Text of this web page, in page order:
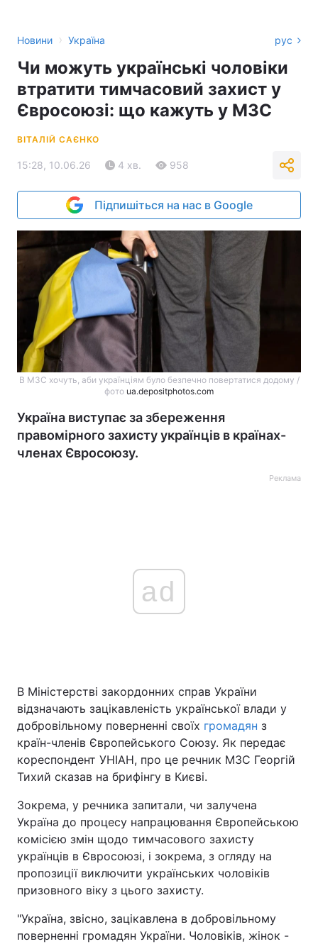
Новини › Україна рус
Чи можуть українські чоловіки
втратити тимчасовий захист у
Євросоюзі: що кажуть у МЗС
ВІТАЛІЙ САЄНКО
15:28, 10.06.26 4 хв. 958
Підпишіться на нас в Google
В МЗС хочуть, аби українціям було безпечно повертатися додому /
фото ua.depositphotos.com
Україна виступає за збереження
правомірного захисту українців в країнах-
членах Євросоюзу.
Реклама
ad
В Міністерстві закордонних справ України
відзначають зацікавленість української влади у
добровільному поверненні своїх громадян з
країн-членів Європейського Союзу. Як передає
кореспондент УНІАН, про це речник МЗС Георгій
Тихий сказав на брифінгу в Києві.
Зокрема, у речника запитали, чи залучена
Україна до процесу напрацювання Європейською
комісією змін щодо тимчасового захисту
українців в Євросоюзі, і зокрема, з огляду на
пропозиції виключити українських чоловіків
призовного віку з цього захисту.
"Україна, звісно, зацікавлена в добровільному
поверненні громадян України. Чоловіків, жінок -